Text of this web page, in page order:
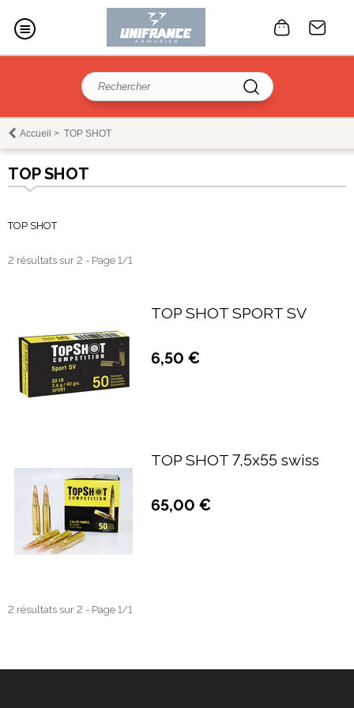
Accueil > TOP SHOT
TOP SHOT
TOP SHOT
2 résultats sur 2 - Page 1/1
TOP SHOT SPORT SV
6,50 €
TOP SHOT 7,5x55 swiss
65,00 €
2 résultats sur 2 - Page 1/1